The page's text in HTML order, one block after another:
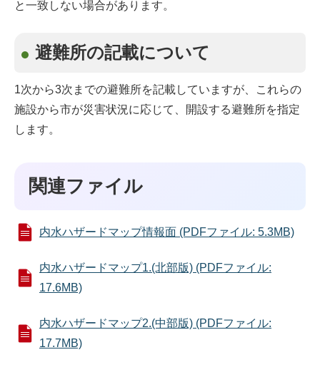
と一致しない場合があります。
避難所の記載について
1次から3次までの避難所を記載していますが、これらの
施設から市が災害状況に応じて、開設する避難所を指定
します。
関連ファイル
内水ハザードマップ情報面 (PDFファイル: 5.3MB)
内水ハザードマップ1.(北部版) (PDFファイル:
17.6MB)
内水ハザードマップ2.(中部版) (PDFファイル:
17.7MB)